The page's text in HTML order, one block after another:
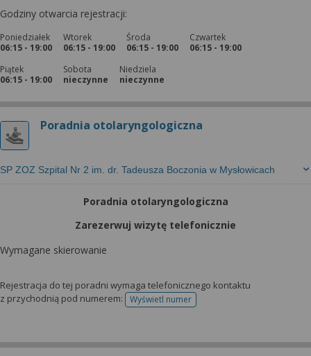
Godziny otwarcia rejestracji:
Poniedziałek
06:15 - 19:00
Wtorek
06:15 - 19:00
Środa
06:15 - 19:00
Czwartek
06:15 - 19:00
Piątek
06:15 - 19:00
Sobota
nieczynne
Niedziela
nieczynne
Poradnia otolaryngologiczna
SP ZOZ Szpital Nr 2 im. dr. Tadeusza Boczonia w Mysłowicach
Poradnia otolaryngologiczna
Zarezerwuj wizytę telefonicznie
Wymagane skierowanie
Rejestracja do tej poradni wymaga telefonicznego kontaktu
z przychodnią pod numerem:
Wyświetl numertelefonu do rejestracji